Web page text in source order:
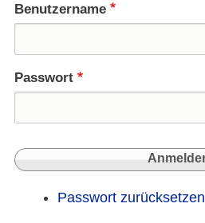
Benutzername
Passwort
Passwort zurücksetzen